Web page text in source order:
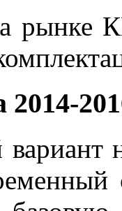
рынке
2014-